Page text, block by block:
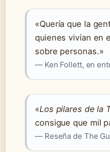
«Quería que la
quienes vivían en
sobre personas.»
— Ken Follett, en
«Los pilares de la
consigue que mil
— Reseña de The